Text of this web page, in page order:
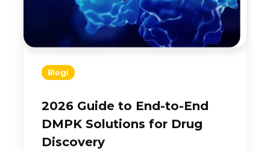
Blogi
2026 Guide to End-to-End
DMPK Solutions for Drug
Discovery